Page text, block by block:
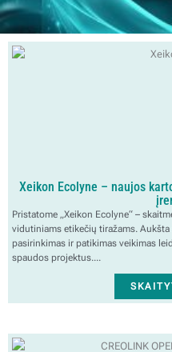
Xeikon Ecolyne – naujos
Pristatome „Xeikon Ecolyne“ –
vidutiniams etikečių tiražams.
pasirinkimas ir patikimas veikimas
spaudos projektus....